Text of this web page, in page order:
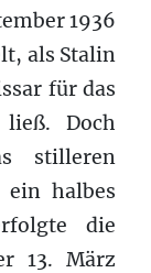
1936
als Stalin
für das
ließ. Doch
stilleren
ein halbes
die
13. März